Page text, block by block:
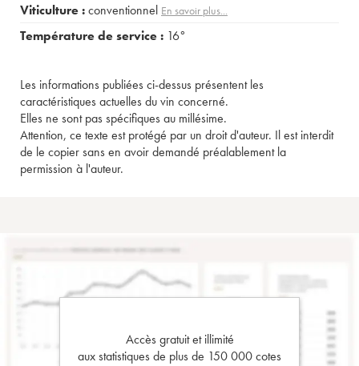
Viticulture :conventionnel En savoir plus...
Température de service : 16°
Les informations publiées ci-dessus présentent les
caractéristiques actuelles du vin concerné.
Elles ne sont pas spécifiques au millésime.
Attention, ce texte est protégé par un droit d'auteur. Il est interdit
de le copier sans en avoir demandé préalablement la
permission à l'auteur.
Accès gratuit et illimité
aux statistiques de plus de 150 000 cotes